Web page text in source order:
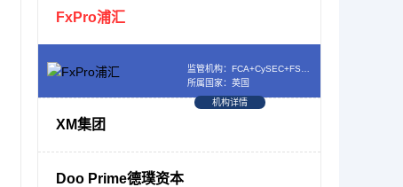
FxPro浦汇
所属国家：英国
机构详情
XM集团
Doo Prime德璞资本